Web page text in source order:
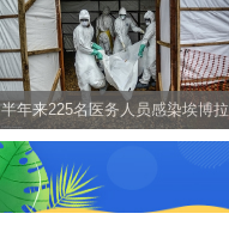
半年来225名医务人员感染埃博拉